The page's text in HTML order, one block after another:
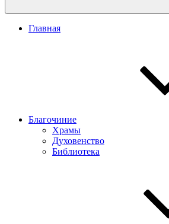
Главная
Благочиние
Храмы
Духовенство
Библиотека